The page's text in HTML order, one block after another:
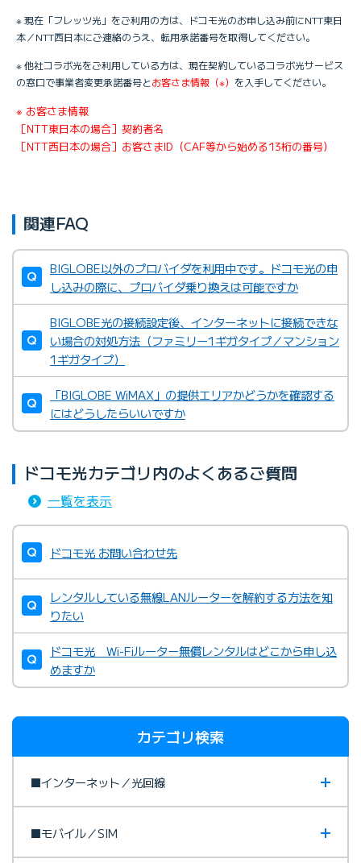
※ 現在「フレッツ光」をご利用の方は、ドコモ光のお申し込み前にNTT東日
本／NTT西日本にご連絡のうえ、転用承諾番号を取得してください。
※ 他社コラボ光をご利用している方は、現在契約しているコラボ光サービス
の窓口で事業者変更承諾番号とお客さま情報（※） を入手してください。
※ お客さま情報
［NTT東日本の場合］契約者名
［NTT西日本の場合］お客さまID（CAF等から始める13桁の番号）
関連FAQ
BIGLOBE以外のプロバイダを利用中です。ドコモ光の申
し込みの際に、プロバイダ乗り換えは可能ですか
BIGLOBE光の接続設定後、インターネットに接続できな
い場合の対処方法（ファミリー1ギガタイプ／マンション
1ギガタイプ）
「BIGLOBE WiMAX」の提供エリアかどうかを確認する
にはどうしたらいいですか
ドコモ光カテゴリ内のよくあるご質問
一覧を表示
ドコモ光 お問い合わせ先
レンタルしている無線LANルーターを解約する方法を知
りたい
ドコモ光 Wi-Fiルーター無償レンタルはどこから申し込
めますか
カテゴリ検索
■インターネット／光回線
■モバイル／SIM